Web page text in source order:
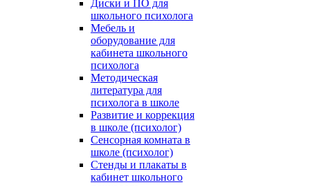
Диски и ПО для
школьного психолога
Мебель и
оборудование для
кабинета школьного
психолога
Методическая
литература для
психолога в школе
Развитие и коррекция
в школе (психолог)
Сенсорная комната в
школе (психолог)
Стенды и плакаты в
кабинет школьного